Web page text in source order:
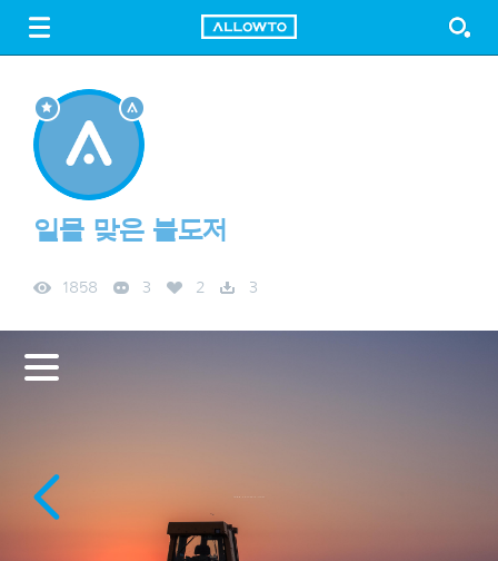
FREE DOWNLOAD
일몰 맞은 불도저
1858 3 2 3